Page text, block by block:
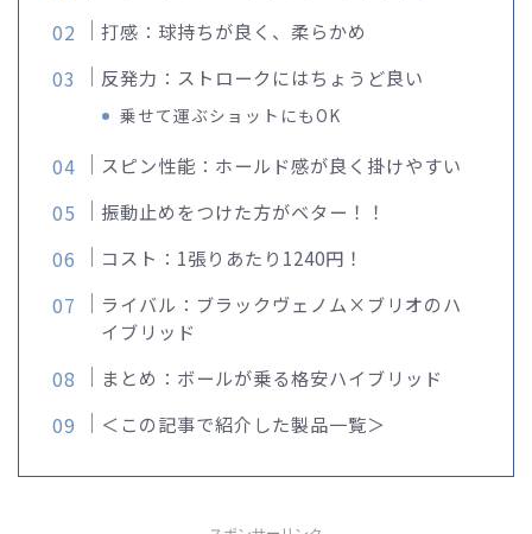
打感：球持ちが良く、柔らかめ
反発力：ストロークにはちょうど良い
乗せて運ぶショットにもOK
スピン性能：ホールド感が良く掛けやすい
振動止めをつけた方がベター！！
コスト：1張りあたり1240円！
ライバル：ブラックヴェノム×ブリオのハ
イブリッド
まとめ：ボールが乗る格安ハイブリッド
＜この記事で紹介した製品一覧＞